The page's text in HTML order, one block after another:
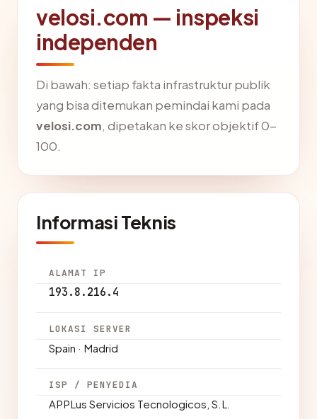
velosi.com — inspeksi
independen
Di bawah: setiap fakta infrastruktur publik
yang bisa ditemukan pemindai kami pada
velosi.com, dipetakan ke skor objektif 0-
100.
Informasi Teknis
ALAMAT IP
193.8.216.4
LOKASI SERVER
Spain · Madrid
ISP / PENYEDIA
APPLus Servicios Tecnologicos, S.L.